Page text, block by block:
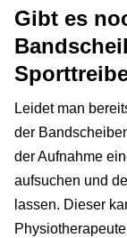
Gibt es
Leidet man
der
der Aufnahme
aufsuchen und
lassen. Dieser